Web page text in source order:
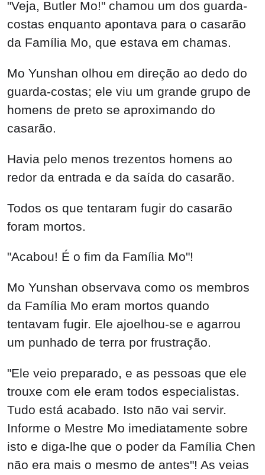
"Veja, Butler Mo!" chamou um dos guarda-
costas enquanto apontava para o casarão
da Família Mo, que estava em chamas.
Mo Yunshan olhou em direção ao dedo do
guarda-costas; ele viu um grande grupo de
homens de preto se aproximando do
casarão.
Havia pelo menos trezentos homens ao
redor da entrada e da saída do casarão.
Todos os que tentaram fugir do casarão
foram mortos.
"Acabou! É o fim da Família Mo"!
Mo Yunshan observava como os membros
da Família Mo eram mortos quando
tentavam fugir. Ele ajoelhou-se e agarrou
um punhado de terra por frustração.
"Ele veio preparado, e as pessoas que ele
trouxe com ele eram todos especialistas.
Tudo está acabado. Isto não vai servir.
Informe o Mestre Mo imediatamente sobre
isto e diga-lhe que o poder da Família Chen
não era mais o mesmo de antes"! As veias